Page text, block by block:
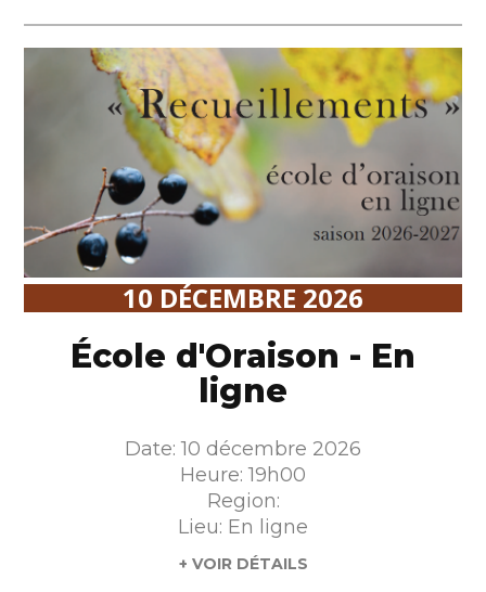
10 DÉCEMBRE 2026
École d'Oraison - En
ligne
Date: 10 décembre 2026
Heure: 19h00
Region:
Lieu: En ligne
+ VOIR DÉTAILS